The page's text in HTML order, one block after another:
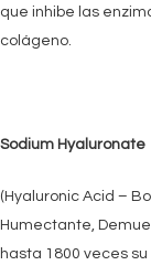
que inhibe las
colágeno.
Sodium Hyaluronate
(Hyaluronic Acid –
Humectante,
hasta 1800 veces